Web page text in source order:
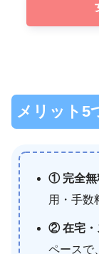
メリット5
① 完全無
用・手数
② 在宅・
ペースで